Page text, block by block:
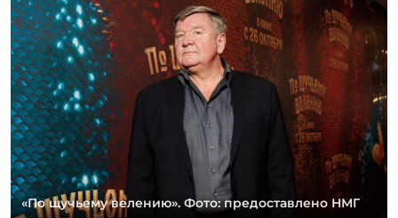
«По щучьему велению». Фото: предоставлено НМГ